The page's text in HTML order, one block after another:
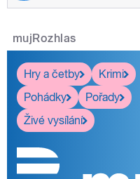
mujRozhlas
Hry a četby
Krimi
Pohádky
Pořady
Živé vysílání